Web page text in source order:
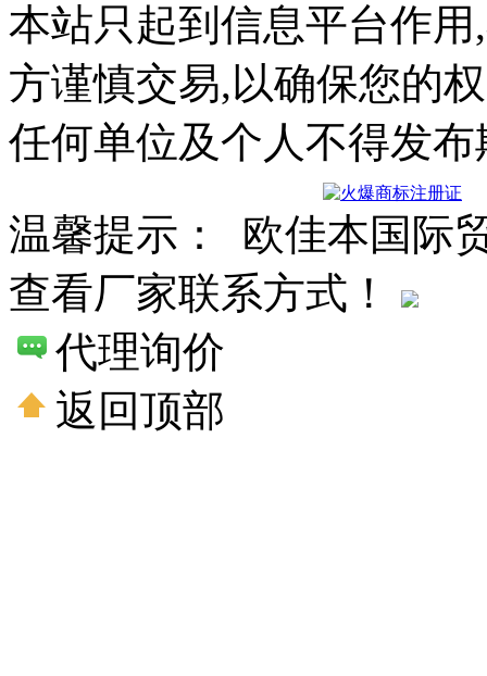
本站只起到信息平台作
方谨慎交易,以确保您的
任何单位及个人不得发
温馨提示： 欧佳本国际
查看厂家联系方式！
代理询价
返回顶部